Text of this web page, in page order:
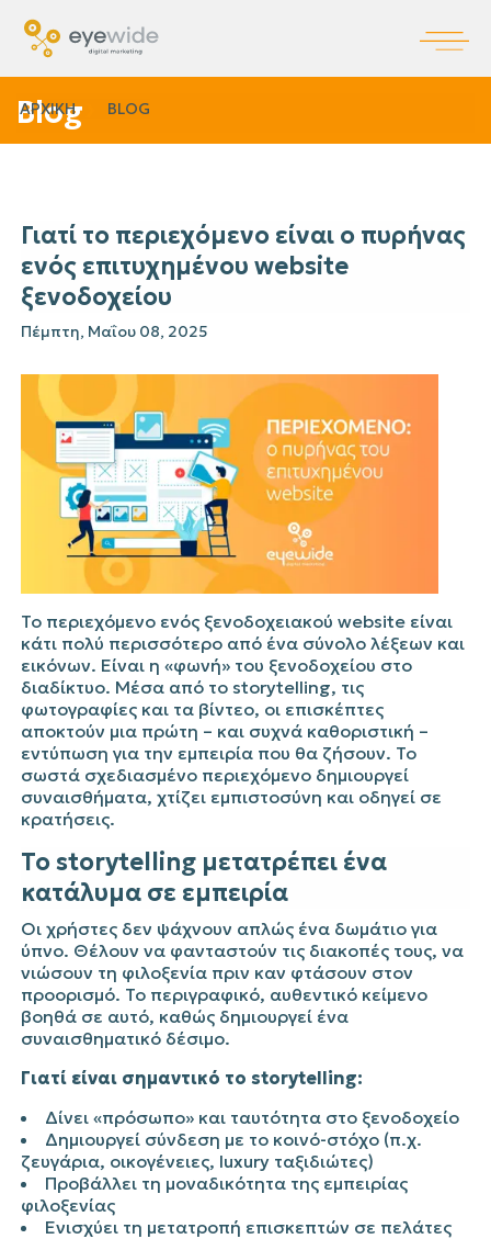
ΑΡΧΙΚΗ BLOG
Blog
Γιατί το περιεχόμενο είναι ο πυρήνας
ενός επιτυχημένου website
ξενοδοχείου
Πέμπτη, Μαΐου 08, 2025
Το περιεχόμενο ενός ξενοδοχειακού website είναι
κάτι πολύ περισσότερο από ένα σύνολο λέξεων και
εικόνων. Είναι η «φωνή» του ξενοδοχείου στο
διαδίκτυο. Μέσα από το storytelling, τις
φωτογραφίες και τα βίντεο, οι επισκέπτες
αποκτούν μια πρώτη – και συχνά καθοριστική –
εντύπωση για την εμπειρία που θα ζήσουν. Το
σωστά σχεδιασμένο περιεχόμενο δημιουργεί
συναισθήματα, χτίζει εμπιστοσύνη και οδηγεί σε
κρατήσεις.
Το storytelling μετατρέπει ένα
κατάλυμα σε εμπειρία
Οι χρήστες δεν ψάχνουν απλώς ένα δωμάτιο για
ύπνο. Θέλουν να φανταστούν τις διακοπές τους, να
νιώσουν τη φιλοξενία πριν καν φτάσουν στον
προορισμό. Το περιγραφικό, αυθεντικό κείμενο
βοηθά σε αυτό, καθώς δημιουργεί ένα
συναισθηματικό δέσιμο.
Γιατί είναι σημαντικό το storytelling:
Δίνει «πρόσωπο» και ταυτότητα στο ξενοδοχείο
Δημιουργεί σύνδεση με το κοινό-στόχο (π.χ.
ζευγάρια, οικογένειες, luxury ταξιδιώτες)
Προβάλλει τη μοναδικότητα της εμπειρίας
φιλοξενίας
Ενισχύει τη μετατροπή επισκεπτών σε πελάτες